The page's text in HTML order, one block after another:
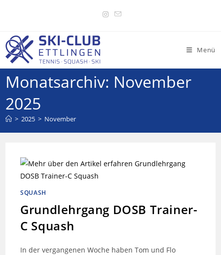
Menü
Monatsarchiv: November
2025
> 2025 > November
SQUASH
Grundlehrgang DOSB Trainer-
C Squash
In der vergangenen Woche haben Tom und Flo